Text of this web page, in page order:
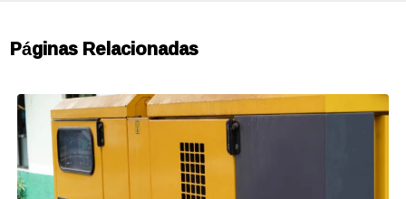
Páginas Relacionadas